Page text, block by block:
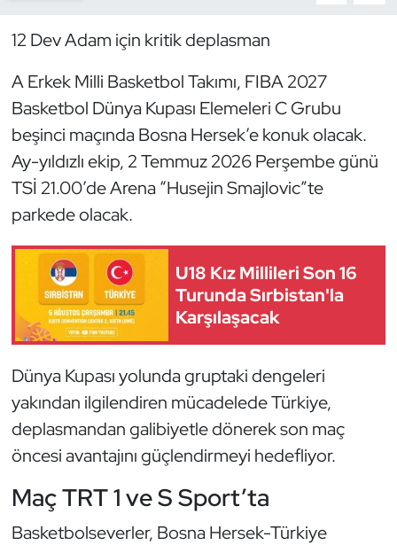
12 Dev Adam için kritik deplasman
A Erkek Milli Basketbol Takımı, FIBA 2027
Basketbol Dünya Kupası Elemeleri C Grubu
beşinci maçında Bosna Hersek’e konuk olacak.
Ay-yıldızlı ekip, 2 Temmuz 2026 Perşembe günü
TSİ 21.00’de Arena “Husejin Smajlovic”te
parkede olacak.
U18 Kız Millileri Son 16
Turunda Sırbistan'la
Karşılaşacak
Dünya Kupası yolunda gruptaki dengeleri
yakından ilgilendiren mücadelede Türkiye,
deplasmandan galibiyetle dönerek son maç
öncesi avantajını güçlendirmeyi hedefliyor.
Maç TRT 1 ve S Sport’ta
Basketbolseverler, Bosna Hersek-Türkiye
E-Spor
Eskrim
Futbol
Futsal
Genel
Golf
Güreş
Halter
Hava Sporları
Hentbol